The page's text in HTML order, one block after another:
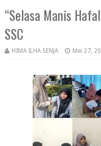
“Selasa Manis
SSC
HIMA ILHA SENJA Mei 27,